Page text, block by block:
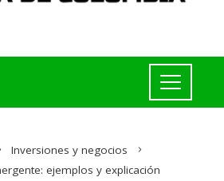
Inversiones y negocios
ejemplos y explicación